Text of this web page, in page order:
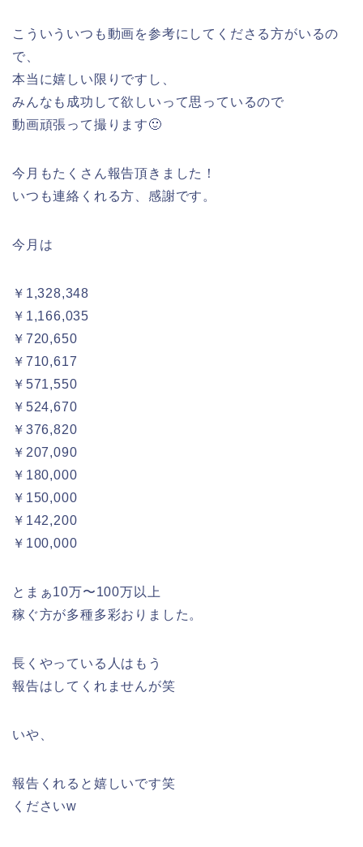
こういういつも動画を参考にしてくださる方がいるの
で、
本当に嬉しい限りですし、
みんなも成功して欲しいって思っているので
動画頑張って撮ります🙂
今月もたくさん報告頂きました！
いつも連絡くれる方、感謝です。
今月は
￥1,328,348
￥1,166,035
￥720,650
￥710,617
￥571,550
￥524,670
￥376,820
￥207,090
￥180,000
￥150,000
￥142,200
￥100,000
とまぁ10万〜100万以上
稼ぐ方が多種多彩おりました。
長くやっている人はもう
報告はしてくれませんが笑
いや、
報告くれると嬉しいです笑
くださいw